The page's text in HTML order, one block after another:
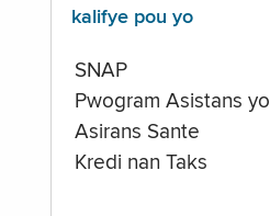
kalifye pou yo
SNAP
Pwogram Asistans yo
Asirans Sante
Kredi nan Taks